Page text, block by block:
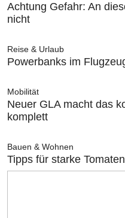
Achtung Gefahr: An
nicht
Reise & Urlaub
Powerbanks im
Mobilität
Neuer GLA macht das
komplett
Bauen & Wohnen
Tipps für starke